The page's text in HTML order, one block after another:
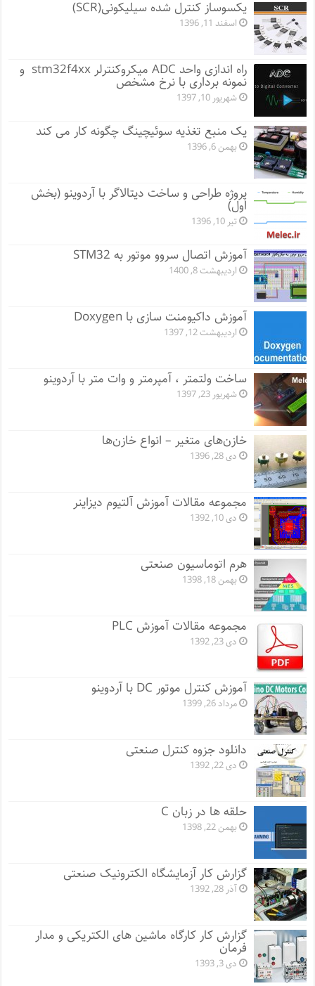
یکسوساز کنترل شده سیلیکونی(SCR)
اسفند 11, 1396
راه اندازی واحد ADC میکروکنترلر stm32f4xx و
نمونه برداری با نرخ مشخص
شهریور 10, 1397
یک منبع تغذیه سوئیچینگ چگونه کار می کند
بهمن 6, 1396
پروژه طراحی و ساخت دیتالاگر با آردوینو (بخش
اول)
تیر 10, 1396
آموزش اتصال سروو موتور به STM32
اردیبهشت 8, 1400
آموزش داکیومنت سازی با Doxygen
اردیبهشت 12, 1397
ساخت ولتمتر ، آمپرمتر و وات متر با آردوینو
شهریور 23, 1397
خازن‌های متغیر – انواع خازن‌ها
دی 28, 1396
مجموعه مقالات آموزش آلتیوم دیزاینر
دی 10, 1392
هرم اتوماسیون صنعتی
بهمن 18, 1398
مجموعه مقالات آموزش PLC
دی 23, 1392
آموزش کنترل موتور DC با آردوینو
مرداد 26, 1399
دانلود جزوه کنترل صنعتی
دی 22, 1392
حلقه ها در زبان C
بهمن 22, 1398
گزارش کار آزمایشگاه الکترونیک صنعتی
آذر 28, 1392
گزارش کار کارگاه ماشین های الکتریکی و مدار
فرمان
دی 3, 1393